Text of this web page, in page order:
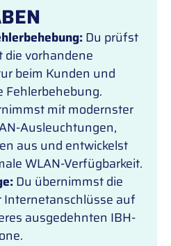
Du prüfst
vorhandene
beim Kunden und
Fehlerbehebung.
mit modernster
Ausleuchtungen,
aus und entwickelst
WLAN-Verfügbarkeit.
Du übernimmst die
Internetanschlüsse auf
ausgedehnten IBH-